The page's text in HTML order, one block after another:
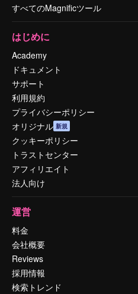
すべてのMagnificツール
はじめに
Academy
ドキュメント
サポート
利用規約
プライバシーポリシー
オリジナル 新規
クッキーポリシー
トラストセンター
アフィリエイト
法人向け
運営
料金
会社概要
Reviews
採用情報
検索トレンド